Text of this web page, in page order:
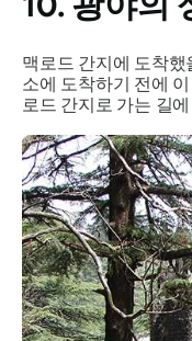
맥로드 간지에 도착
소에 도착하기 전에
로드 간지로 가는 길